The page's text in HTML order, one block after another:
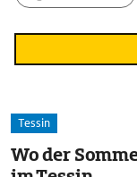
Tessin
Wo der